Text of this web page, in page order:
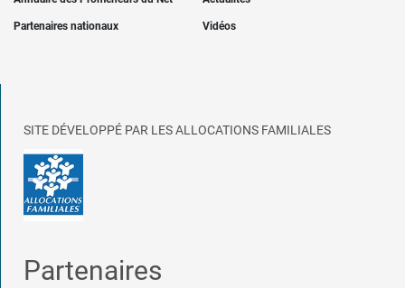
Partenaires nationaux Vidéos
SITE DÉVELOPPÉ PAR LES ALLOCATIONS FAMILIALES
Partenaires